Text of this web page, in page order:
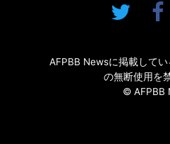
AFPBB Newsに掲載して
の無断使用を
© AFPBB